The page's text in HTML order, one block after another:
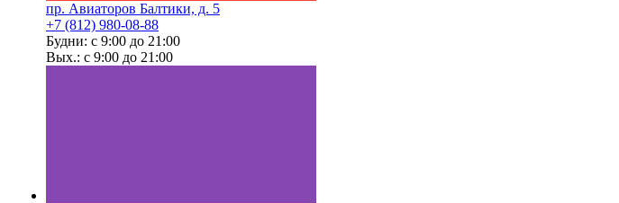
пр. Авиаторов Балтики, д. 5
+7 (812) 980-08-88
Будни: с 9:00 до 21:00
Вых.: с 9:00 до 21:00